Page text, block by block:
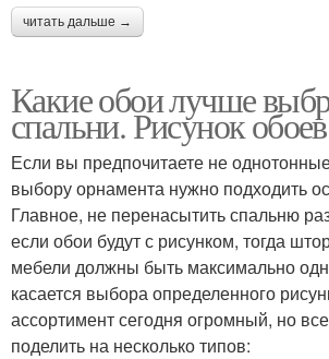
читать дальше →
Какие обои лучше
спальни. Рисунок обоев
Если вы предпочитаете не
выбору орнамента нужно подходить
Главное, не перенасытить спальню
если обои будут с рисунком, тогда
мебели должны быть максимально
касается выбора определенного
ассортимент сегодня огромный, но
поделить на несколько типов: